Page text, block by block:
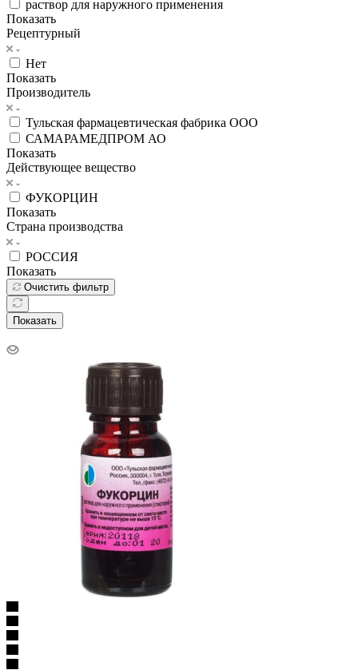
раствор для наружного применения
Показать
Рецептурный
Нет
Показать
Производитель
Тульская фармацевтическая фабрика ООО
САМАРАМЕДПРОМ АО
Показать
Действующее вещество
ФУКОРЦИН
Показать
Страна производства
РОССИЯ
Показать
Очистить фильтр
Показать